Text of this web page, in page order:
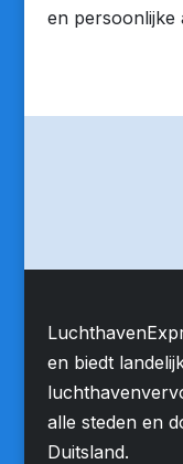
en persoonlijke
en biedt
alle steden en
Duitsland.